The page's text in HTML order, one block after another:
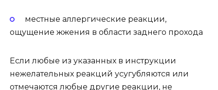
местные аллергические реакции,
ощущение жжения в области заднего прохода
Если любые из указанных в инструкции
нежелательных реакций усугубляются или
отмечаются любые другие реакции, не